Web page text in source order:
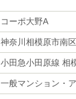
コーポ大野A
神奈川相模原市南
小田急小田原線 相
一般マンション・